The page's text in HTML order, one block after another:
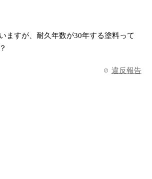
ますが、耐久年数が30年する塗料って
違反報告